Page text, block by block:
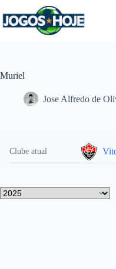
para
o
Muriel
Jose Alfredo de
Clube atual